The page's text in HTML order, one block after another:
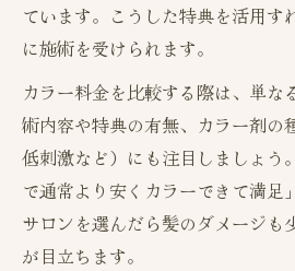
ています。こうした特典を活用す
に施術を受けられます。
カラー料金を比較する際は、単な
術内容や特典の有無、カラー剤の
低刺激など）にも注目しましょう
で通常より安くカラーできて満足
サロンを選んだら髪のダメージも
が目立ちます。